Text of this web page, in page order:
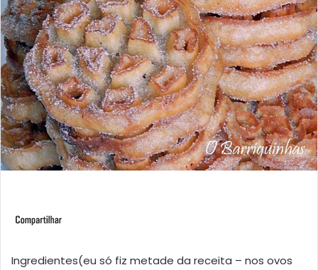
Ingredientes(eu só fiz metade da receita – nos ovos